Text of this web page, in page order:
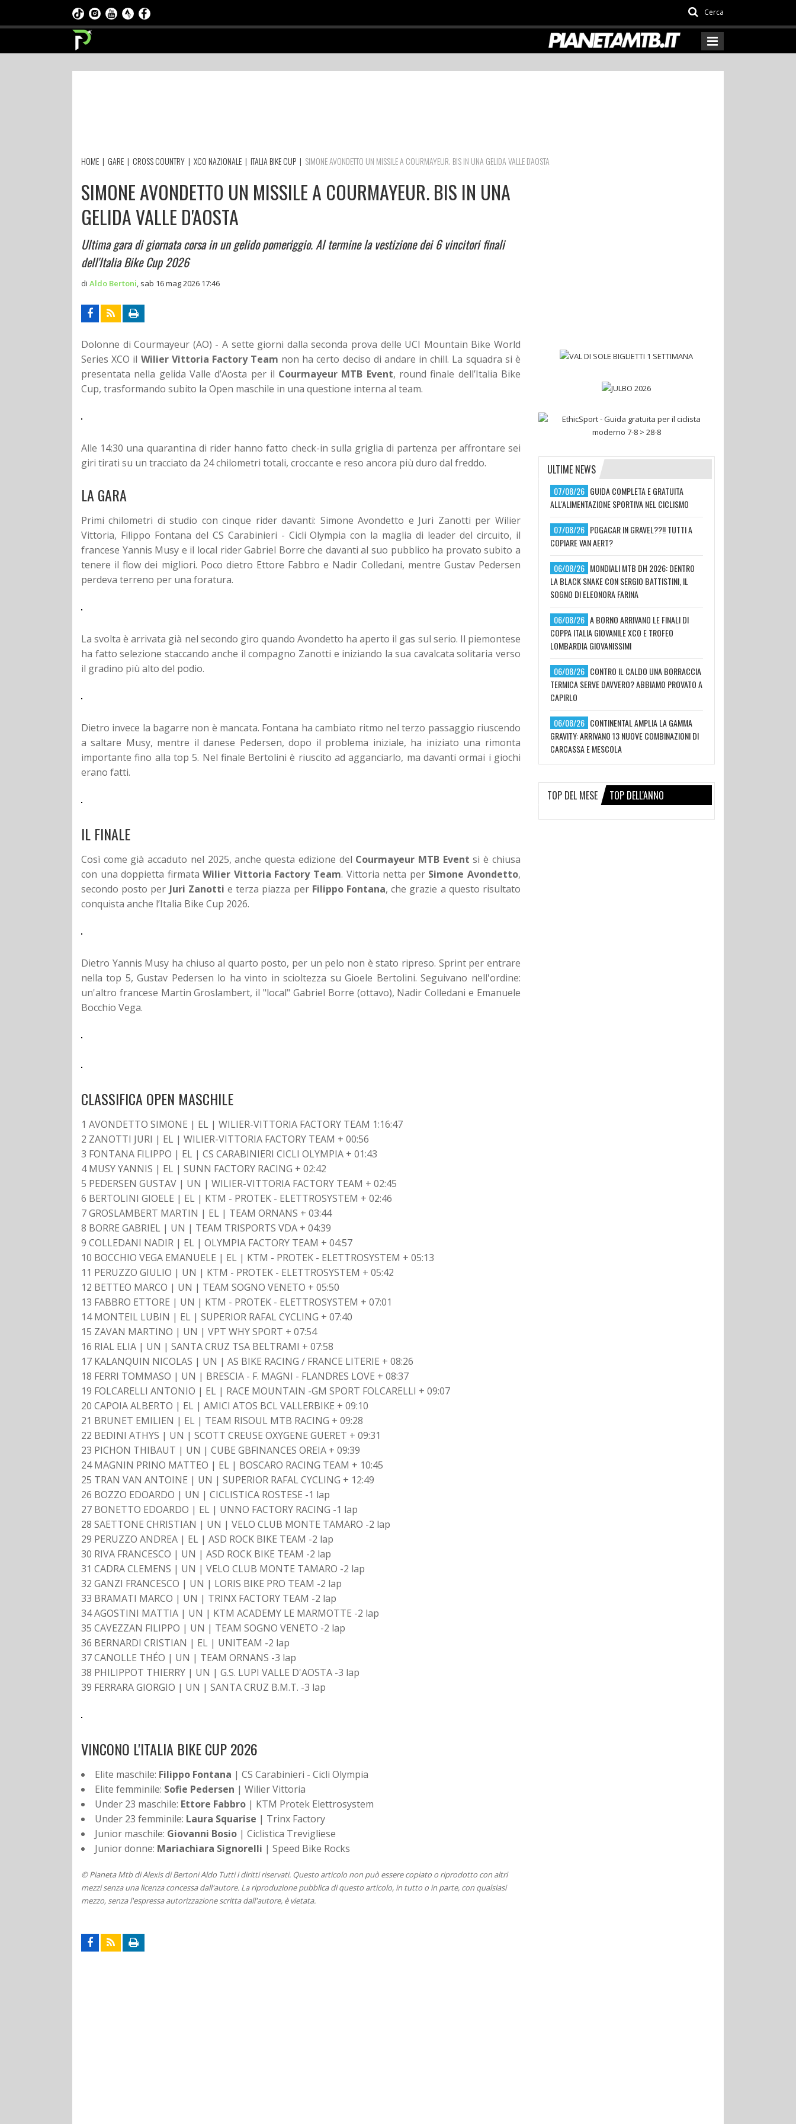
Cerca
HOME | GARE | CROSS COUNTRY | XCO NAZIONALE | ITALIA BIKE CUP | SIMONE AVONDETTO UN MISSILE A COURMAYEUR. BIS IN UNA GELIDA VALLE D'AOSTA
SIMONE AVONDETTO UN MISSILE A COURMAYEUR. BIS IN UNA
GELIDA VALLE D'AOSTA
Ultima gara di giornata corsa in un gelido pomeriggio. Al termine la vestizione dei 6 vincitori finali
dell'Italia Bike Cup 2026
di Aldo Bertoni sab 16 mag 2026 17:46
Dolonne di Courmayeur (AO) - A sette giorni dalla seconda prova delle UCI Mountain Bike World
Series XCO il Wilier Vittoria Factory Team non ha certo deciso di andare in chill. La squadra si è
presentata nella gelida Valle d’Aosta per il Courmayeur MTB Event, round finale dell’Italia Bike
Cup, trasformando subito la Open maschile in una questione interna al team.
Alle 14:30 una quarantina di rider hanno fatto check-in sulla griglia di partenza per affrontare sei
giri tirati su un tracciato da 24 chilometri totali, croccante e reso ancora più duro dal freddo.
LA GARA
Primi chilometri di studio con cinque rider davanti: Simone Avondetto e Juri Zanotti per Wilier
Vittoria, Filippo Fontana del CS Carabinieri - Cicli Olympia con la maglia di leader del circuito, il
francese Yannis Musy e il local rider Gabriel Borre che davanti al suo pubblico ha provato subito a
tenere il flow dei migliori. Poco dietro Ettore Fabbro e Nadir Colledani, mentre Gustav Pedersen
perdeva terreno per una foratura.
La svolta è arrivata già nel secondo giro quando Avondetto ha aperto il gas sul serio. Il piemontese
ha fatto selezione staccando anche il compagno Zanotti e iniziando la sua cavalcata solitaria verso
il gradino più alto del podio.
Dietro invece la bagarre non è mancata. Fontana ha cambiato ritmo nel terzo passaggio riuscendo
a saltare Musy, mentre il danese Pedersen, dopo il problema iniziale, ha iniziato una rimonta
importante fino alla top 5. Nel finale Bertolini è riuscito ad agganciarlo, ma davanti ormai i giochi
erano fatti.
IL FINALE
Così come già accaduto nel 2025, anche questa edizione del Courmayeur MTB Event si è chiusa
con una doppietta firmataWilier Vittoria Factory Team. Vittoria netta per Simone Avondetto,
secondo posto per Juri Zanotti e terza piazza per Filippo Fontana, che grazie a questo risultato
conquista anche l’Italia Bike Cup 2026.
Dietro Yannis Musy ha chiuso al quarto posto, per un pelo non è stato ripreso. Sprint per entrare
nella top 5, Gustav Pedersen lo ha vinto in scioltezza su Gioele Bertolini. Seguivano nell'ordine:
un'altro francese Martin Groslambert, il "local" Gabriel Borre (ottavo), Nadir Colledani e Emanuele
Bocchio Vega.
CLASSIFICA OPEN MASCHILE
1 AVONDETTO SIMONE | EL | WILIER-VITTORIA FACTORY TEAM 1:16:47
2 ZANOTTI JURI | EL | WILIER-VITTORIA FACTORY TEAM + 00:56
3 FONTANA FILIPPO | EL | CS CARABINIERI CICLI OLYMPIA + 01:43
4 MUSY YANNIS | EL | SUNN FACTORY RACING + 02:42
5 PEDERSEN GUSTAV | UN | WILIER-VITTORIA FACTORY TEAM + 02:45
6 BERTOLINI GIOELE | EL | KTM - PROTEK - ELETTROSYSTEM + 02:46
7 GROSLAMBERT MARTIN | EL | TEAM ORNANS + 03:44
8 BORRE GABRIEL | UN | TEAM TRISPORTS VDA + 04:39
9 COLLEDANI NADIR | EL | OLYMPIA FACTORY TEAM + 04:57
10 BOCCHIO VEGA EMANUELE | EL | KTM - PROTEK - ELETTROSYSTEM + 05:13
11 PERUZZO GIULIO | UN | KTM - PROTEK - ELETTROSYSTEM + 05:42
12 BETTEO MARCO | UN | TEAM SOGNO VENETO + 05:50
13 FABBRO ETTORE | UN | KTM - PROTEK - ELETTROSYSTEM + 07:01
14 MONTEIL LUBIN | EL | SUPERIOR RAFAL CYCLING + 07:40
15 ZAVAN MARTINO | UN | VPT WHY SPORT + 07:54
16 RIAL ELIA | UN | SANTA CRUZ TSA BELTRAMI + 07:58
17 KALANQUIN NICOLAS | UN | AS BIKE RACING / FRANCE LITERIE + 08:26
18 FERRI TOMMASO | UN | BRESCIA - F. MAGNI - FLANDRES LOVE + 08:37
19 FOLCARELLI ANTONIO | EL | RACE MOUNTAIN -GM SPORT FOLCARELLI + 09:07
20 CAPOIA ALBERTO | EL | AMICI ATOS BCL VALLERBIKE + 09:10
21 BRUNET EMILIEN | EL | TEAM RISOUL MTB RACING + 09:28
22 BEDINI ATHYS | UN | SCOTT CREUSE OXYGENE GUERET + 09:31
23 PICHON THIBAUT | UN | CUBE GBFINANCES OREIA + 09:39
24 MAGNIN PRINO MATTEO | EL | BOSCARO RACING TEAM + 10:45
25 TRAN VAN ANTOINE | UN | SUPERIOR RAFAL CYCLING + 12:49
26 BOZZO EDOARDO | UN | CICLISTICA ROSTESE -1 lap
27 BONETTO EDOARDO | EL | UNNO FACTORY RACING -1 lap
28 SAETTONE CHRISTIAN | UN | VELO CLUB MONTE TAMARO -2 lap
29 PERUZZO ANDREA | EL | ASD ROCK BIKE TEAM -2 lap
30 RIVA FRANCESCO | UN | ASD ROCK BIKE TEAM -2 lap
31 CADRA CLEMENS | UN | VELO CLUB MONTE TAMARO -2 lap
32 GANZI FRANCESCO | UN | LORIS BIKE PRO TEAM -2 lap
33 BRAMATI MARCO | UN | TRINX FACTORY TEAM -2 lap
34 AGOSTINI MATTIA | UN | KTM ACADEMY LE MARMOTTE -2 lap
35 CAVEZZAN FILIPPO | UN | TEAM SOGNO VENETO -2 lap
36 BERNARDI CRISTIAN | EL | UNITEAM -2 lap
37 CANOLLE THÉO | UN | TEAM ORNANS -3 lap
38 PHILIPPOT THIERRY | UN | G.S. LUPI VALLE D'AOSTA -3 lap
39 FERRARA GIORGIO | UN | SANTA CRUZ B.M.T. -3 lap
VINCONO L'ITALIA BIKE CUP 2026
Elite maschile: Filippo Fontana | CS Carabinieri - Cicli Olympia
Elite femminile: Sofie Pedersen | Wilier Vittoria
Under 23 maschile: Ettore Fabbro | KTM Protek Elettrosystem
Under 23 femminile: Laura Squarise | Trinx Factory
Junior maschile: Giovanni Bosio | Ciclistica Trevigliese
Junior donne: Mariachiara Signorelli | Speed Bike Rocks
© Pianeta Mtb di Alexis di Bertoni Aldo Tutti i diritti riservati. Questo articolo non può essere copiato o riprodotto con altri
mezzi senza una licenza concessa dall'autore. La riproduzione pubblica di questo articolo, in tutto o in parte, con qualsiasi
mezzo, senza l'espressa autorizzazione scritta dall'autore, è vietata.
ULTIME NEWS
07/08/26 GUIDA COMPLETA E GRATUITA
ALL'ALIMENTAZIONE SPORTIVA NEL CICLISMO
07/08/26 POGACAR IN GRAVEL??!! TUTTI A
COPIARE VAN AERT?
06/08/26 MONDIALI MTB DH 2026: DENTRO
LA BLACK SNAKE CON SERGIO BATTISTINI, IL
SOGNO DI ELEONORA FARINA
06/08/26 A BORNO ARRIVANO LE FINALI DI
COPPA ITALIA GIOVANILE XCO E TROFEO
LOMBARDIA GIOVANISSIMI
06/08/26 CONTRO IL CALDO UNA BORRACCIA
TERMICA SERVE DAVVERO? ABBIAMO PROVATO A
CAPIRLO
06/08/26 CONTINENTAL AMPLIA LA GAMMA
GRAVITY: ARRIVANO 13 NUOVE COMBINAZIONI DI
CARCASSA E MESCOLA
TOP DEL MESE TOP DELL'ANNO